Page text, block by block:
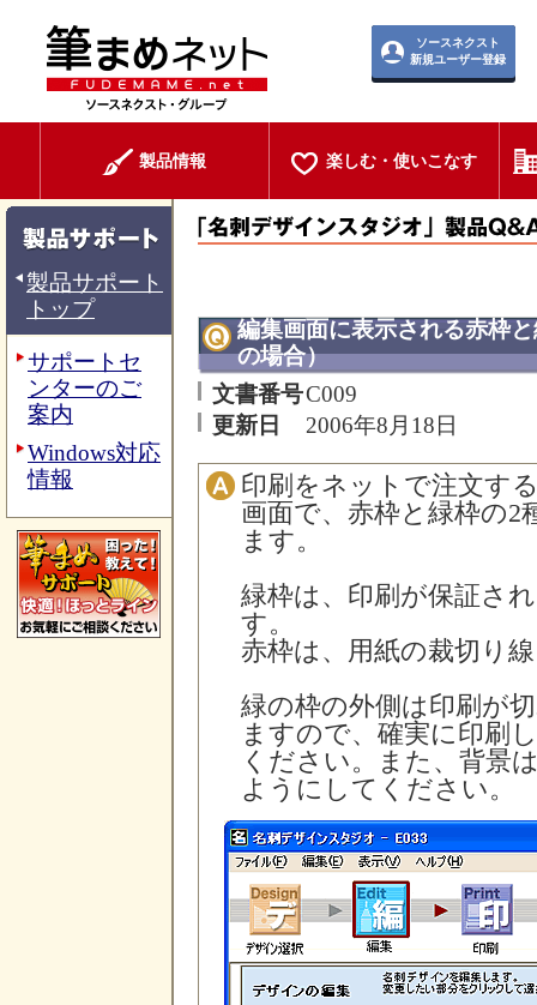
ソースネクスト
新規ユーザー登録
製品情報 楽しむ・使いこなす
製品サポート
トップ
サポートセ
ンターのご
案内
Windows対応
情報
編集画面に表示される赤枠
の場合）
文書番号C009
更新日
2006年8月18日
印刷をネットで注文す
画面で、赤枠と緑枠の2
ます。
緑枠は、印刷が保証さ
す。
赤枠は、用紙の裁切り
緑の枠の外側は印刷が
ますので、確実に印刷
ください。また、背景
ようにしてください。